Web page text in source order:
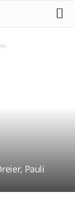
Pauli